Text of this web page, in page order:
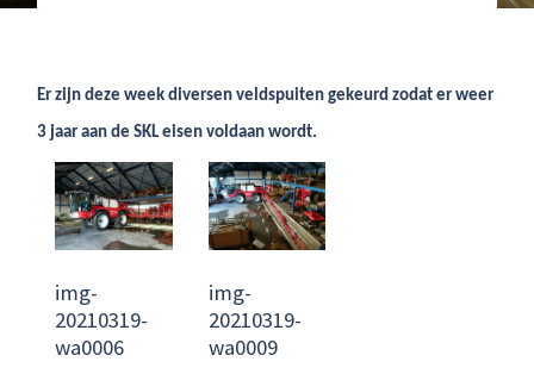
Er zijn deze week diversen veldspuiten gekeurd zodat er weer
3 jaar aan de SKL eisen voldaan wordt.
img-
20210319-
wa0006
img-
20210319-
wa0009